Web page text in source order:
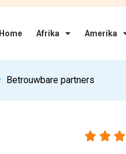
Home Afrika Amerika
Betrouwbare partners
  